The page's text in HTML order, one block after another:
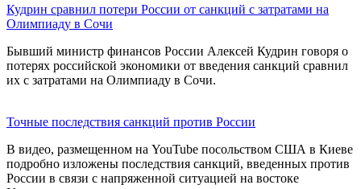
Кудрин сравнил потери России от санкций с затратами на
Олимпиаду в Сочи
Бывший министр финансов России Алексей Кудрин говоря о
потерях российской экономики от введения санкций сравнил
их с затратами на Олимпиаду в Сочи.
Точные последствия санкций против России
В видео, размещенном на YouTube посольством США в Киеве
подробно изложены последствия санкций, введенных против
России в связи с напряженной ситуацией на востоке